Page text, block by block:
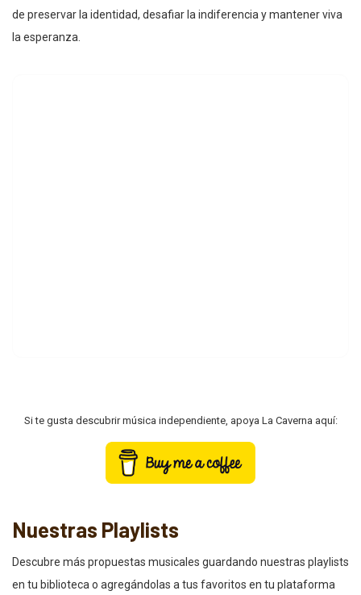
de preservar la identidad, desafiar la indiferencia y mantener viva
la esperanza.
Si te gusta descubrir música independiente, apoya La Caverna aquí:
Nuestras Playlists
Descubre más propuestas musicales guardando nuestras playlists
en tu biblioteca o agregándolas a tus favoritos en tu plataforma